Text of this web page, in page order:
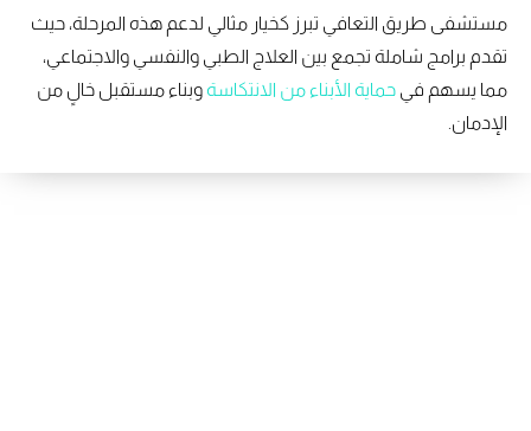
مستشفى طريق التعافي تبرز كخيار مثالي لدعم هذه المرحلة، حيث
تقدم برامج شاملة تجمع بين العلاج الطبي والنفسي والاجتماعي،
مما يسهم في
حماية الأبناء من الانتكاسة وبناء مستقبل خالٍ من
الإدمان.